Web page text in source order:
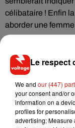
célibataire ! Enfin
aborder une
Musique
Le respect
We and our (447)
your consent and/or
information on a
profiles for
advertising; Measure